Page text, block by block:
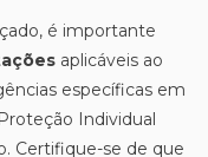
é importante
aplicáveis ao
específicas em
Individual
Certifique-se de que